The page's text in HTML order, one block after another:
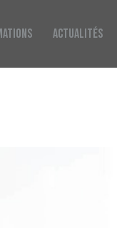
ACTUALITÉS